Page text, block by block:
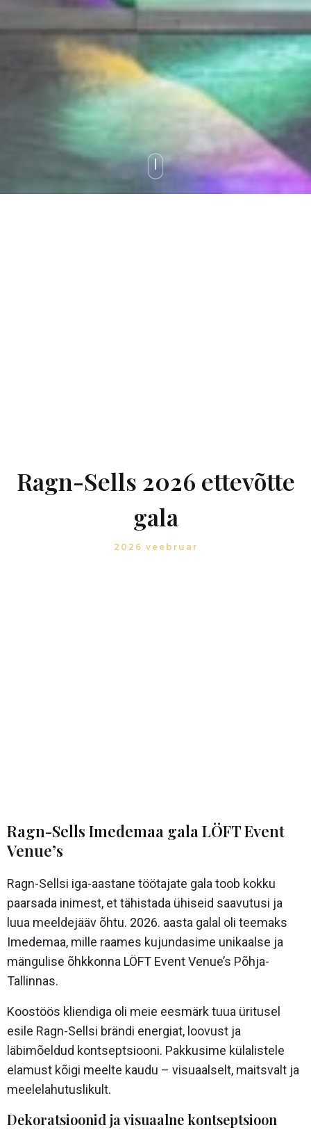
Ragn-Sells 2026 ettevõtte
gala
2026 veebruar
Ragn-Sells Imedemaa gala LÖFT Event
Venue’s
Ragn-Sellsi iga-aastane töötajate gala toob kokku
paarsada inimest, et tähistada ühiseid saavutusi ja
luua meeldejääv õhtu. 2026. aasta galal oli teemaks
Imedemaa, mille raames kujundasime unikaalse ja
mängulise õhkkonna LÖFT Event Venue’s Põhja-
Tallinnas.
Koostöös kliendiga oli meie eesmärk tuua üritusel
esile Ragn-Sellsi brändi energiat, loovust ja
läbimõeldud kontseptsiooni. Pakkusime külalistele
elamust kõigi meelte kaudu – visuaalselt, maitsvalt ja
meelelahutuslikult.
Dekoratsioonid ja visuaalne kontseptsioon